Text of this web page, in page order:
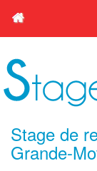
Stage de
Grande-